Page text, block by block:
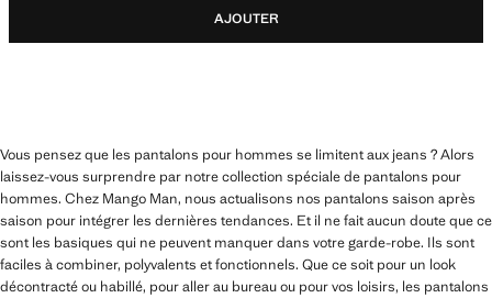
AJOUTER
Vous pensez que les pantalons pour hommes se limitent aux jeans ? Alors
laissez-vous surprendre par notre collection spéciale de pantalons pour
hommes. Chez Mango Man, nous actualisons nos pantalons saison après
saison pour intégrer les dernières tendances. Et il ne fait aucun doute que ce
sont les basiques qui ne peuvent manquer dans votre garde-robe. Ils sont
faciles à combiner, polyvalents et fonctionnels. Que ce soit pour un look
décontracté ou habillé, pour aller au bureau ou pour vos loisirs, les pantalons